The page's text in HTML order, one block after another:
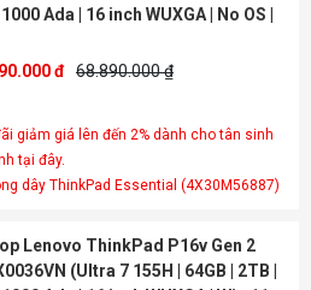
Ada | 16 inch WUXGA | No OS |
đ 68.890.000 ₫
giảm giá lên đến 2% dành cho tân sinh
tại đây.
dây ThinkPad Essential (4X30M56887)
Lenovo ThinkPad P16v Gen 2
(Ultra 7 155H | 64GB | 2TB |